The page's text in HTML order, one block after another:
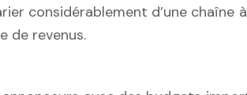
considérablement d’une
de revenus.